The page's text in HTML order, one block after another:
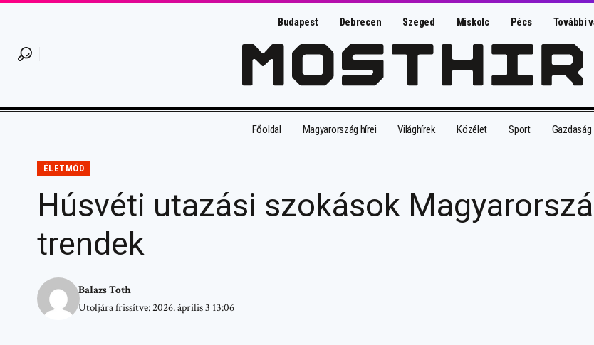
Budapest Debrecen Szeged Miskolc Pécs További
Főoldal Magyarország hírei Világhírek Közélet Sport Gazdaság
ÉLETMÓD
Húsvéti utazási szokások
trendek
Utoljára frissítve: 2026. április 3 13:06
Balazs Toth